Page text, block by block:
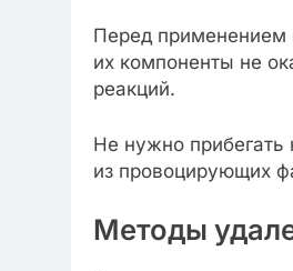
Перед применением
их компоненты не
реакций.
Не нужно прибегать
из провоцирующих
Методы